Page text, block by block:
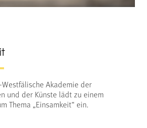
Akademie der
und der Künste lädt zu einem
Thema „Einsamkeit“ ein.